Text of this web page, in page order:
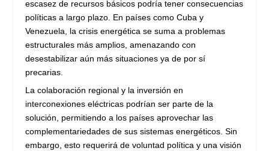
escasez de recursos básicos podría tener consecuencias
políticas a largo plazo. En países como Cuba y
Venezuela, la crisis energética se suma a problemas
estructurales más amplios, amenazando con
desestabilizar aún más situaciones ya de por sí
precarias.
La colaboración regional y la inversión en
interconexiones eléctricas podrían ser parte de la
solución, permitiendo a los países aprovechar las
complementariedades de sus sistemas energéticos. Sin
embargo, esto requerirá de voluntad política y una visión